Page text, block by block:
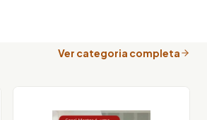
Ver categoria completa